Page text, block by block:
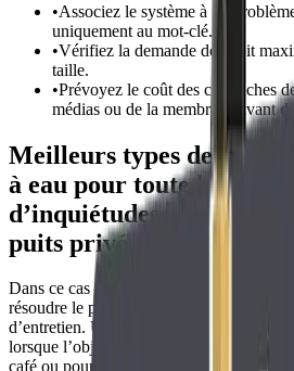
•Associez le système à un problème
uniquement au mot-clé.
•Vérifiez la demande de débit
taille.
•Prévoyez le coût des cartouches
médias ou de la membrane avant
Meilleurs types de
à eau pour toute la maison
d’inquiétudes
puits privé
Dans ce cas d’utilisation, un filtre d’eau
résoudre le problème principal d’eau sans
d’entretien. Un filtre au point d’utilisation
lorsque l’objectif est d’obtenir une
café ou pour l’eau glacée. Un filtre ou